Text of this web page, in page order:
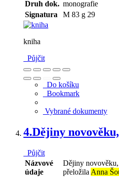
Druh dok. monografie
Signatura
M 83 g 29
kniha
Půjčit
Do košíku
Bookmark
Vybrané dokumenty
4.Dějiny
Půjčit
Názvové
údaje
Dějiny
přeložila Anna